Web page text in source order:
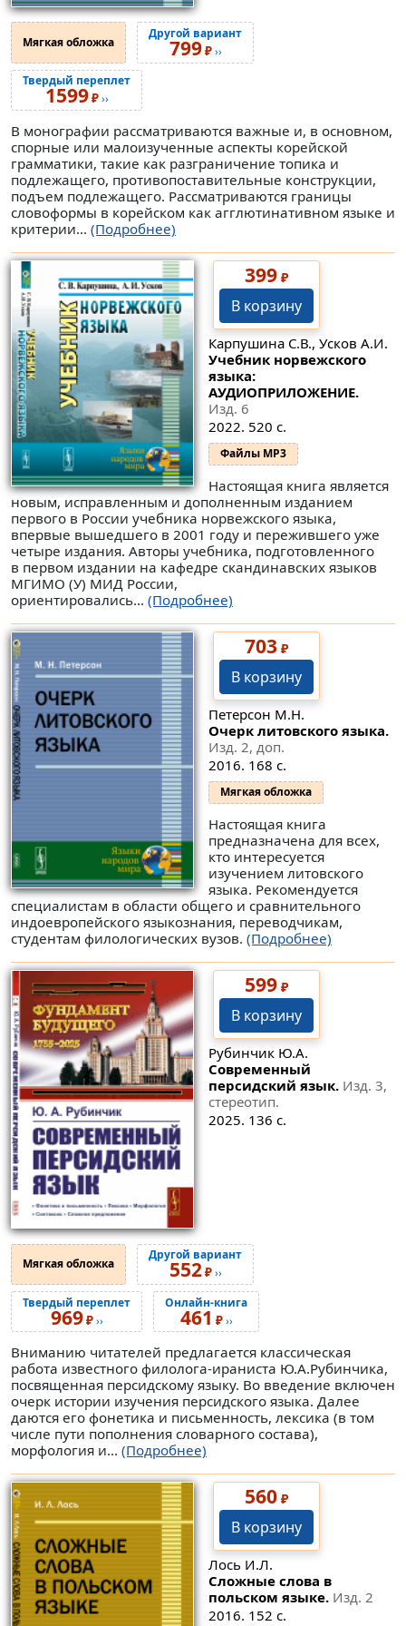
Мягкая обложка
Другой вариант
799₽››
Твердый переплет
1599₽››
В монографии рассматриваются важные и, в основном,
спорные или малоизученные аспекты корейской
грамматики, такие как разграничение топика и
подлежащего, противопоставительные конструкции,
подъем подлежащего. Рассматриваются границы
словоформы в корейском как агглютинативном языке и
критерии... (Подробнее)
399₽
В корзину
Карпушина С.В., Усков А.И.
Учебник норвежского
языка:
АУДИОПРИЛОЖЕНИЕ.
Изд. 6
2022. 520 с.
Файлы MP3
Настоящая книга является
новым, исправленным и дополненным изданием
первого в России учебника норвежского языка,
впервые вышедшего в 2001 году и пережившего уже
четыре издания. Авторы учебника, подготовленного
в первом издании на кафедре скандинавских языков
МГИМО (У) МИД России,
ориентировались... (Подробнее)
703₽
В корзину
Петерсон М.Н.
Очерк литовского языка.
Изд. 2, доп.
2016. 168 с.
Мягкая обложка
Настоящая книга
предназначена для всех,
кто интересуется
изучением литовского
языка. Рекомендуется
специалистам в области общего и сравнительного
индоевропейского языкознания, переводчикам,
студентам филологических вузов. (Подробнее)
599₽
В корзину
Рубинчик Ю.А.
Современный
персидский язык. Изд. 3,
стереотип.
2025. 136 с.
Мягкая обложка
Другой вариант
552₽››
Твердый переплет
969₽››
Онлайн-книга
461 ₽››
Вниманию читателей предлагается классическая
работа известного филолога-ираниста Ю.А.Рубинчика,
посвященная персидскому языку. Во введение включен
очерк истории изучения персидского языка. Далее
даются его фонетика и письменность, лексика (в том
числе пути пополнения словарного состава),
морфология и... (Подробнее)
560₽
В корзину
Лось И.Л.
Сложные слова в
польском языке. Изд. 2
2016. 152 с.